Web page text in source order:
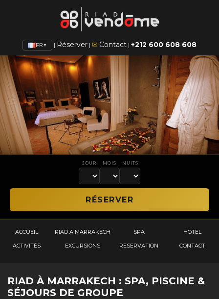
FR ▼ | Réserver | ✉ Contact | +212 600 608 608
JOUR MOIS NUITS
ACCUEIL RIAD A MARRAKECH SPA
HOTEL
ACTIVITÉS
EXCURSIONS RESERVATION CONTACT
RIAD À MARRAKECH : SPA, PISCINE &
SÉJOURS DE GROUPE